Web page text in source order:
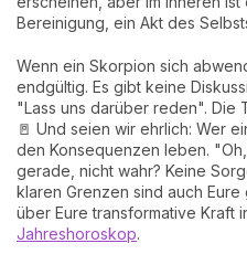
Bereinigung, ein Akt des
Wenn ein Skorpion sich
endgültig. Es gibt keine
"Lass uns darüber reden". Die
🚪 Und seien wir ehrlich: Wer
den Konsequenzen leben.
gerade, nicht wahr? Keine
klaren Grenzen sind auch
über Eure transformative Kraft
Jahreshoroskop.